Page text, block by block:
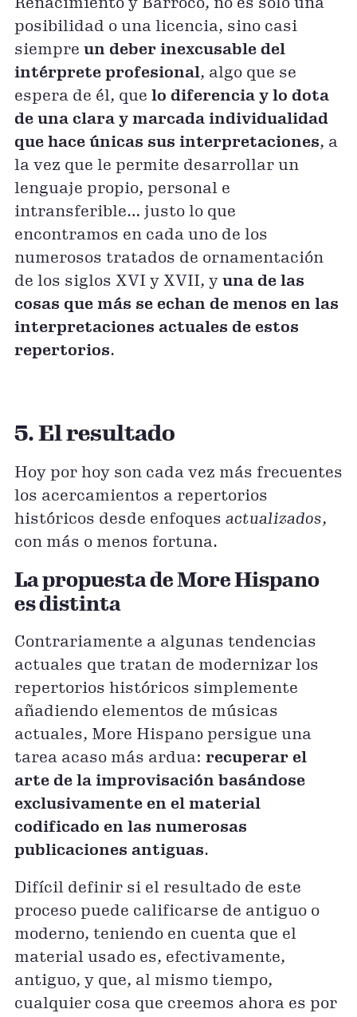
posibilidad o una licencia, sino casi
siempre un deber inexcusable del
intérprete profesional, algo que se
espera de él, que lo diferencia y lo dota
de una clara y marcada individualidad
que hace únicas sus interpretaciones, a
la vez que le permite desarrollar un
lenguaje propio, personal e
intransferible… justo lo que
encontramos en cada uno de los
numerosos tratados de ornamentación
de los siglos XVI y XVII, y una de las
cosas que más se echan de menos en las
interpretaciones actuales de estos
repertorios.
5. El resultado
Hoy por hoy son cada vez más frecuentes
los acercamientos a repertorios
históricos desde enfoques actualizados,
con más o menos fortuna.
La propuesta de More Hispano
es distinta
Contrariamente a algunas tendencias
actuales que tratan de modernizar los
repertorios históricos simplemente
añadiendo elementos de músicas
actuales, More Hispano persigue una
tarea acaso más ardua: recuperar el
arte de la improvisación basándose
exclusivamente en el material
codificado en las numerosas
publicaciones antiguas.
Difícil definir si el resultado de este
proceso puede calificarse de antiguo o
moderno, teniendo en cuenta que el
material usado es, efectivamente,
antiguo, y que, al mismo tiempo,
cualquier cosa que creemos ahora es por